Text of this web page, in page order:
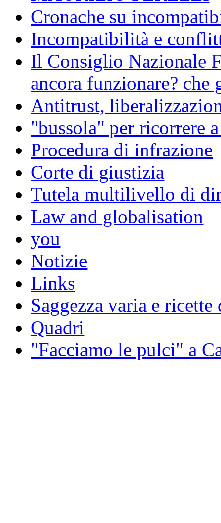
Cronache su
Incompatibilità e
Il Consiglio Nazionale
ancora funzionare? che
Antitrust,
"bussola" per ricorrere
Procedura di infrazione
Corte di giustizia
Tutela multilivello di
Law and globalisation
you
Notizie
Links
Saggezza varia e
Quadri
"Facciamo le pulci" a